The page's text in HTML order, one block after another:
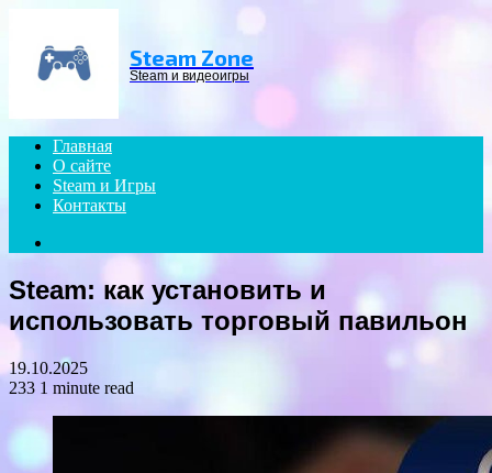
Steam Zone
Steam и видеоигры
Главная
О сайте
Steam и Игры
Контакты
Steam: как установить и
использовать торговый павильон
19.10.2025
233 1 minute read